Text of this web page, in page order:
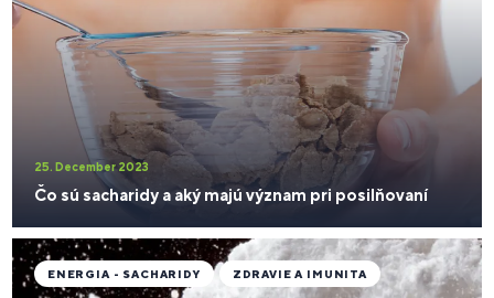
25. December 2023
Čo sú sacharidy a aký majú význam pri posilňovaní
ENERGIA - SACHARIDY ZDRAVIE A IMUNITA